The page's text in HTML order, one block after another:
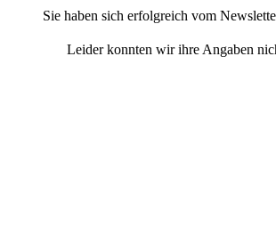
Sie haben sich erfolgreich vom
Leider konnten wir ihre Angaben